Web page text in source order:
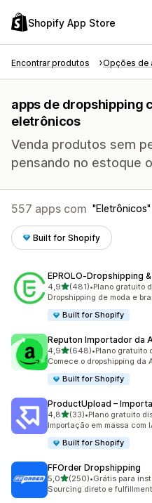
Shopify App Store
Encontrar produtos Opções de
apps de dropshipping
eletrônicos
Venda produtos sem
pensando no estoque
557 apps com Eletrônicos
Built for Shopify
EPROLO‑Dropshipping
4,9de 5 estrelas
(481)
481 avaliações ao todo
•Plano gratuito
Dropshipping de moda e
Built for Shopify
Reputon Importador da
4,9de 5 estrelas
(648)
648 avaliações ao todo
•Plano gratuito
Comece o dropshipping da
Built for Shopify
ProductUpload –
4,8de 5 estrelas
(33)
33 avaliações ao todo
•Plano gratuito
Importação em massa
Built for Shopify
FFOrder Dropshipping
5,0de 5 estrelas
(250)
250 avaliações ao todo
•Grátis para
Sourcing direto e